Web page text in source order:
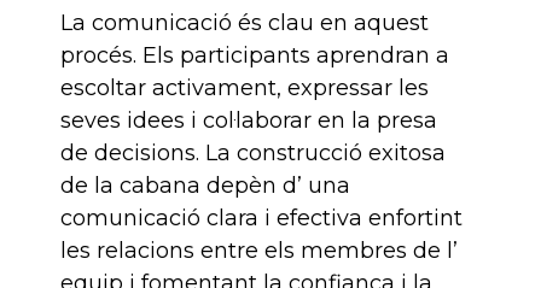
La comunicació és clau en aquest
procés. Els participants aprendran a
escoltar activament, expressar les
seves idees i col·laborar en la presa
de decisions. La construcció exitosa
de la cabana depèn d’ una
comunicació clara i efectiva enfortint
les relacions entre els membres de l’